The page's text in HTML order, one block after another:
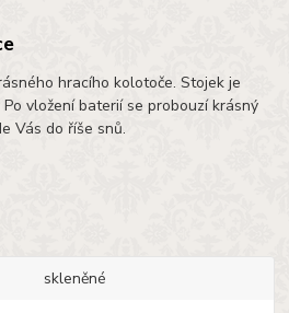
hracího kolotoče. Stojek je
vložení baterií se probouzí krásný
Vás do říše snů.
skleněné